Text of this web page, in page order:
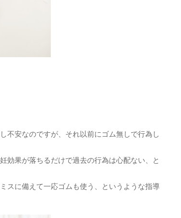
不安なのですが、それ以前にゴム無しで行為し
効果が落ちるだけで過去の行為は心配ない、と
スに備えて一応ゴムも使う、というような指導